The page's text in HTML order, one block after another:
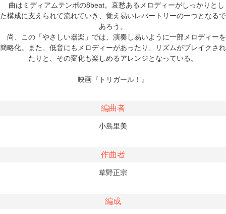
曲はミディアムテンポの8beat。哀愁あるメロディーがしっかりとし
た構成に支えられて流れていき、覚え易いレパートリーの一つとなるで
あろう。
尚、この「やさしい器楽」では、演奏し易いように一部メロディーを
簡略化。また、低音にもメロディーがあったり、リズムがブレイクされ
たりと、その変化も楽しめるアレンジとなっている。
映画『トリガール！』
編曲者
小島里美
作曲者
草野正宗
編成